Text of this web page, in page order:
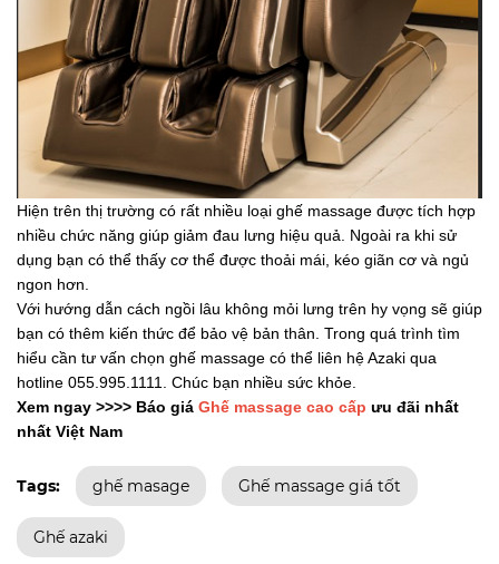
Hiện trên thị trường có rất nhiều loại ghế massage được tích hợp
nhiều chức năng giúp giảm đau lưng hiệu quả. Ngoài ra khi sử
dụng bạn có thể thấy cơ thể được thoải mái, kéo giãn cơ và ngủ
ngon hơn.
Với hướng dẫn cách ngồi lâu không mỏi lưng trên hy vọng sẽ giúp
bạn có thêm kiến thức để bảo vệ bản thân. Trong quá trình tìm
hiểu cần tư vấn chọn ghế massage có thể liên hệ Azaki qua
hotline 055.995.1111. Chúc bạn nhiều sức khỏe.
Xem ngay >>>> Báo giá Ghế massage cao cấp ưu đãi nhất
nhất Việt Nam
Tags: ghế masage Ghế massage giá tốt
Ghế azaki